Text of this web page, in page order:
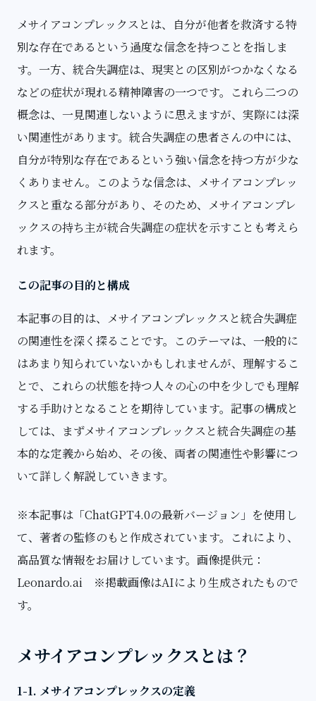
メサイアコンプレックスとは、自分が他者を救済する特
別な存在であるという過度な信念を持つことを指しま
す。一方、統合失調症は、現実との区別がつかなくなる
などの症状が現れる精神障害の一つです。これら二つの
概念は、一見関連しないように思えますが、実際には深
い関連性があります。統合失調症の患者さんの中には、
自分が特別な存在であるという強い信念を持つ方が少な
くありません。このような信念は、メサイアコンプレッ
クスと重なる部分があり、そのため、メサイアコンプレ
ックスの持ち主が統合失調症の症状を示すことも考えら
れます。
この記事の目的と構成
本記事の目的は、メサイアコンプレックスと統合失調症
の関連性を深く探ることです。このテーマは、一般的に
はあまり知られていないかもしれませんが、理解するこ
とで、これらの状態を持つ人々の心の中を少しでも理解
する手助けとなることを期待しています。記事の構成と
しては、まずメサイアコンプレックスと統合失調症の基
本的な定義から始め、その後、両者の関連性や影響につ
いて詳しく解説していきます。
※本記事は「ChatGPT4.0の最新バージョン」を使用し
て、著者の監修のもと作成されています。これにより、
高品質な情報をお届けしています。画像提供元：
Leonardo.ai ※掲載画像はAIにより生成されたもので
す。
メサイアコンプレックスとは？
1-1. メサイアコンプレックスの定義